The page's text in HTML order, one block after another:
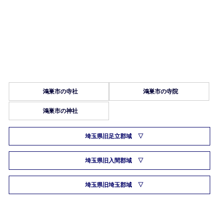
鴻巣市の寺社 鴻巣市の寺院
鴻巣市の神社
埼玉県旧足立郡域
埼玉県旧入間郡域
埼玉県旧埼玉郡域